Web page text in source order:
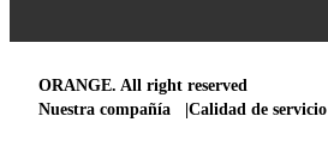
ORANGE. All right reserved
Nuestra compañía
Calidad de servicio